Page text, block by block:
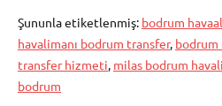
Şununla etiketlenmiş: bodrum
havalimanı bodrum transfer, bodrum
transfer hizmeti, milas bodrum
bodrum